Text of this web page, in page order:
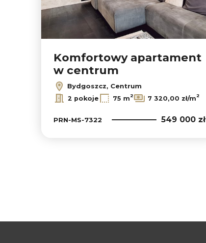
Komfortowy apartament
w centrum
Bydgoszcz, Centrum
2 pokoje 75 m2 7 320,00 zł/m2
PRN-MS-7322 549 000 zł